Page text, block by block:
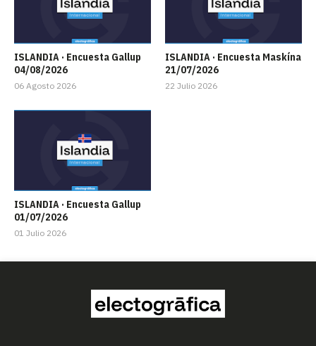
ISLANDIA · Encuesta Gallup
04/08/2026
06 Agosto 2026
ISLANDIA · Encuesta Maskína
21/07/2026
22 Julio 2026
ISLANDIA · Encuesta Gallup
01/07/2026
01 Julio 2026